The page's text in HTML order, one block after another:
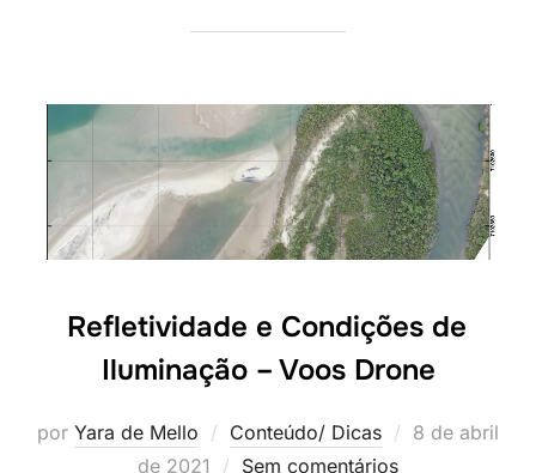
Refletividade e Condições de
Iluminação – Voos Drone
por Yara de Mello Conteúdo/ Dicas
8 de abril
de 2021
Sem comentários